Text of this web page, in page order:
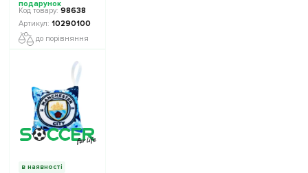
98638
10290100
до порівняння
в наявності